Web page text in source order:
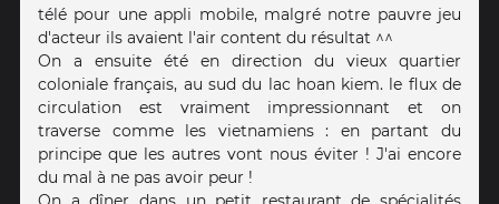
télé pour une appli mobile, malgré notre pauvre jeu
d'acteur ils avaient l'air content du résultat ^^
On a ensuite été en direction du vieux quartier
coloniale français, au sud du lac hoan kiem. le flux de
circulation est vraiment impressionnant et on
traverse comme les vietnamiens : en partant du
principe que les autres vont nous éviter ! J'ai encore
du mal à ne pas avoir peur !